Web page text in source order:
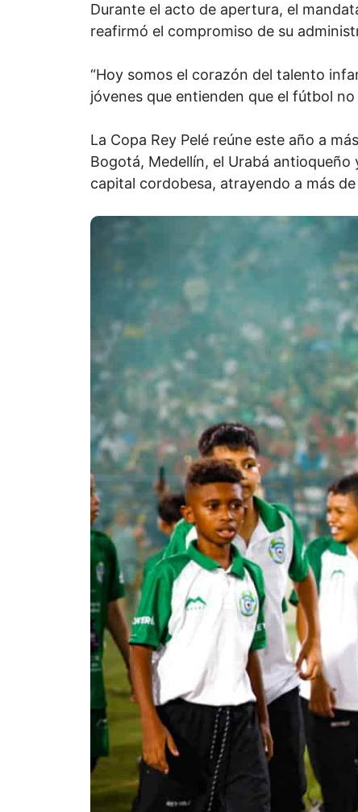
Durante el acto de apertura, el
reafirmó el compromiso de su
“Hoy somos el corazón del talento
jóvenes que entienden que el fútbol
La Copa Rey Pelé reúne este año a
Bogotá, Medellín, el Urabá
capital cordobesa, atrayendo a más